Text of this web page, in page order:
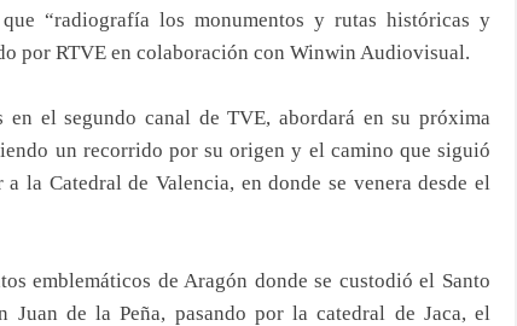
“radiografía los monumentos y rutas históricas y
por RTVE en colaboración con Winwin Audiovisual.
el segundo canal de TVE, abordará en su próxima
un recorrido por su origen y el camino que siguió
la Catedral de Valencia, en donde se venera desde el
emblemáticos de Aragón donde se custodió el Santo
Juan de la Peña, pasando por la catedral de Jaca, el